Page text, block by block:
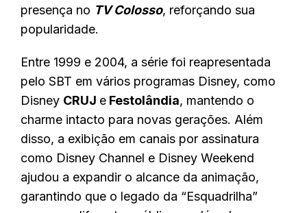
presença no TV Colosso, reforçando sua
popularidade.
Entre 1999 e 2004, a série foi reapresentada
pelo SBT em vários programas Disney, como
Disney CRUJ e Festolândia, mantendo o
charme intacto para novas gerações. Além
disso, a exibição em canais por assinatura
como Disney Channel e Disney Weekend
ajudou a expandir o alcance da animação,
garantindo que o legado da “Esquadrilha”